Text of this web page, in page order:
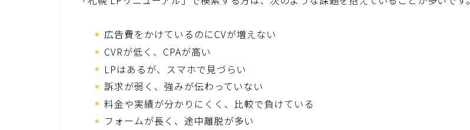
広告費をかけているのにCVが増えない
CVRが低く、CPAが高い
LPはあるが、スマホで見づらい
訴求が弱く、強みが伝わっていない
料金や実績が分かりにくく、比較で負けている
フォームが長く、途中離脱が多い